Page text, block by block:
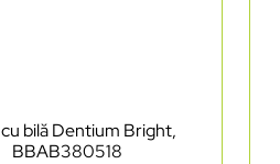
bilă Dentium Bright,
BBAB380518